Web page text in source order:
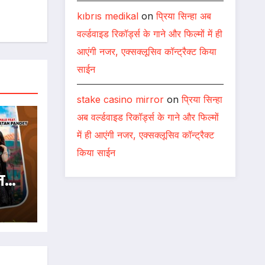
kıbrıs medikalonप्रिया सिन्हा अब
वर्ल्डवाइड रिकॉर्ड्स के गाने और फिल्मों में ही
आएंगी नजर, एक्सक्लूसिव कॉन्ट्रैक्ट किया
साईन
stake casino mirroronप्रिया सिन्हा
अब वर्ल्डवाइड रिकॉर्ड्स के गाने और फिल्मों
में ही आएंगी नजर, एक्सक्लूसिव कॉन्ट्रैक्ट
किया साईन